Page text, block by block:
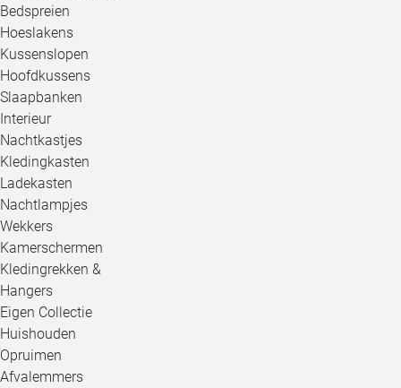
Bedspreien
Hoeslakens
Kussenslopen
Hoofdkussens
Slaapbanken
Interieur
Nachtkastjes
Kledingkasten
Ladekasten
Nachtlampjes
Wekkers
Kamerschermen
Kledingrekken &
Hangers
Eigen Collectie
Huishouden
Opruimen
Afvalemmers